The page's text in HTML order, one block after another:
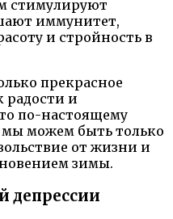
стимулируют
иммунитет,
и стройность в
прекрасное
радости и
по-настоящему
можем быть только
от жизни и
зимы.
депрессии